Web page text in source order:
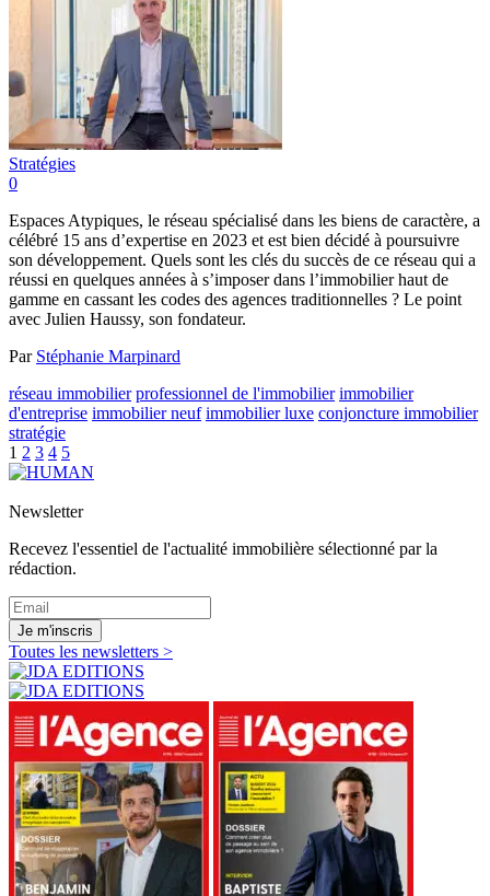
Stratégies
0
Espaces Atypiques, le réseau spécialisé dans les biens de caractère, a
célébré 15 ans d’expertise en 2023 et est bien décidé à poursuivre
son développement. Quels sont les clés du succès de ce réseau qui a
réussi en quelques années à s’imposer dans l’immobilier haut de
gamme en cassant les codes des agences traditionnelles ? Le point
avec Julien Haussy, son fondateur.
Par Stéphanie Marpinard
réseau immobilier professionnel de l'immobilier immobilier
d'entreprise immobilier neuf immobilier luxe conjoncture immobilier
stratégie
1 2 3 4 5
Newsletter
Recevez l'essentiel de l'actualité immobilière sélectionné par la
rédaction.
Je m'inscris
Toutes les newsletters >